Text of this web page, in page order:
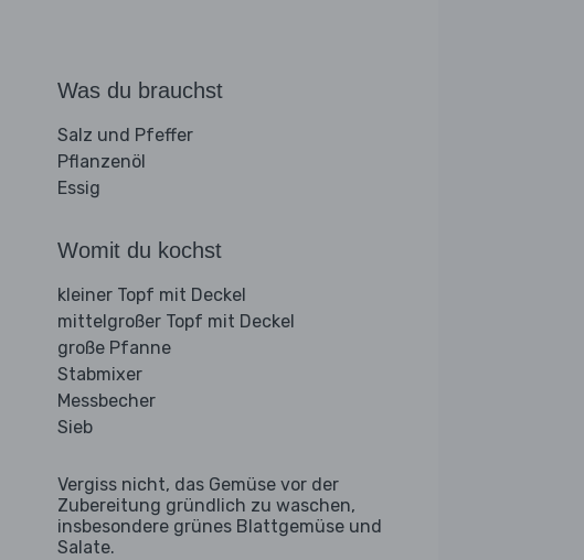
Was du brauchst
Salz und Pfeffer
Pflanzenöl
Essig
Womit du kochst
kleiner Topf mit Deckel
mittelgroßer Topf mit Deckel
große Pfanne
Stabmixer
Messbecher
Sieb
Vergiss nicht, das Gemüse vor der
Zubereitung gründlich zu waschen,
insbesondere grünes Blattgemüse und
Salate.